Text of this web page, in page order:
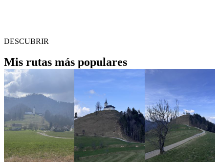
DESCUBRIR
Mis rutas más populares